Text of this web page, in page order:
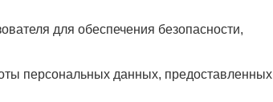
для обеспечения безопасности,
персональных данных, предоставленных